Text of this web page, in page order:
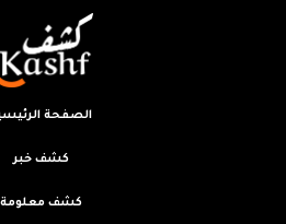
الصفحة
كشف خبر
كشف معلومة